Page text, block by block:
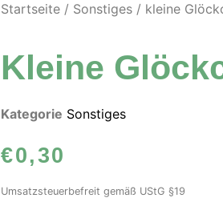
Startseite / Sonstiges / kleine
Kleine
Kategorie Sonstiges
€0,30
Umsatzsteuerbefreit gemäß UStG §19